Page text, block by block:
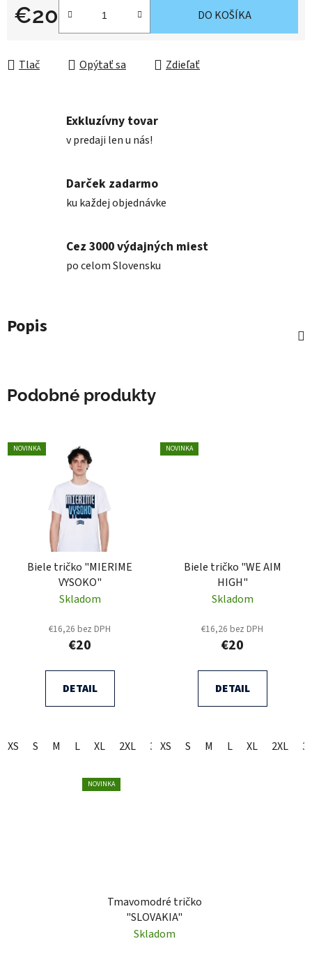
€20
Jednotková cena:
DO KOŠÍKA
Tlač Opýtať sa Zdieľať
Exkluzívny tovar
v predaji len u nás!
Darček zadarmo
ku každej objednávke
Cez 3000 výdajných miest
po celom Slovensku
Popis
Podobné produkty
NOVINKA
Biele tričko "MIERIME
VYSOKO"
Skladom
€16,26 bez DPH
€20
DETAIL
XS S M L XL 2XL 3XL
NOVINKA
Biele tričko "WE AIM
HIGH"
Skladom
€16,26 bez DPH
€20
DETAIL
XS S M L XL 2XL
NOVINKA
Tmavomodré tričko
"SLOVAKIA"
Skladom